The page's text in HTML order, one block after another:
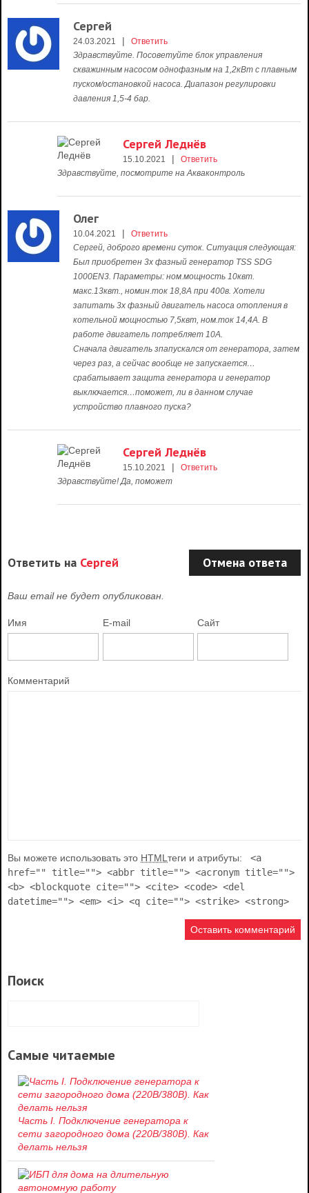
Сергей
24.03.2021 |
Ответить
Здравствуйте. Посоветуйте блок управления
скважинным насосом однофазным на 1,2кВт с плавным
пуском/остановкой насоса. Диапазон регулировки
давления 1,5-4 бар.
Сергей Леднёв
15.10.2021 |
Ответить
Здравствуйте, посмотрите на Акваконтроль
Олег
10.04.2021 |
Ответить
Сергей, доброго времени суток. Ситуация следующая:
Был приобретен 3х фазный генератор TSS SDG
1000EN3. Параметры: ном.мощность 10квт.
макс.13квт., номин.ток 18,8А при 400в. Хотели
запитать 3х фазный двигатель насоса отопления в
котельной мощностью 7,5квт, ном.ток 14,4А. В
работе двигатель потребляет 10А.
Сначала двигатель зпапускался от генератора, затем
через раз, а сейчас вообще не запускается…
срабатывает защита генератора и генератор
выключается…поможет, ли в данном случае
устройство плавного пуска?
Сергей Леднёв
15.10.2021 |
Ответить
Здравствуйте! Да, поможет
Ответить на Сергей Отмена ответа
Ваш email не будет опубликован.
Имя E-mail Сайт
Комментарий
Вы можете использовать это HTMLтеги и атрибуты:
<a
href="" title=""> <abbr title=""> <acronym title="">
<b> <blockquote cite=""> <cite> <code> <del
datetime=""> <em> <i> <q cite=""> <strike> <strong>
Поиск
Самые читаемые
Часть I. Подключение генератора к
сети загородного дома (220В/380В). Как
делать нельзя